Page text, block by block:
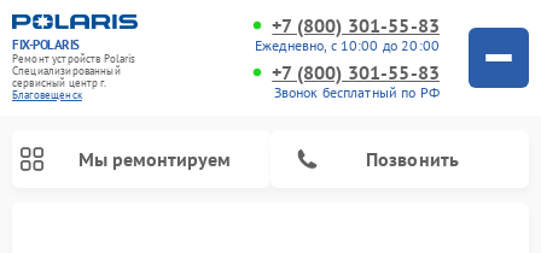
FIX-POLARIS
Ремонт устройств Polaris
Специализированный
cервисный центр г.
Благовещенск
+7 (800) 301-55-83
Ежедневно, с 10:00 до 20:00
+7 (800) 301-55-83
Звонок бесплатный по РФ
Мы ремонтируем Позвонить